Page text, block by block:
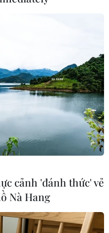
cho BTS, là ca
nhạc Hàn Quốc
Hot 100 và
khách nhất nước Mỹ
(TTXVN/Vietnam+)
cảnh 'đánh thức' vẻ
Nà Hang